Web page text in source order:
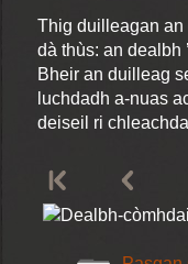
Thig duilleagan
dà thùs: an dealbh
Bheir an duilleag
luchdadh a-nuas
deiseil ri